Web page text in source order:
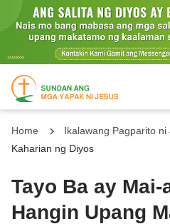
Home Ikalawang Pagparito ni
Kaharian ng Diyos
Tayo Ba ay Mai-
Hangin Upang